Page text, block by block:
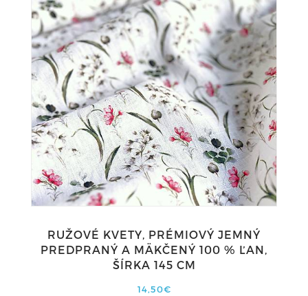
RUŽOVÉ KVETY, PRÉMIOVÝ JEMNÝ
PREDPRANÝ A MÄKČENÝ 100 % ĽAN,
ŠÍRKA 145 CM
14,50€